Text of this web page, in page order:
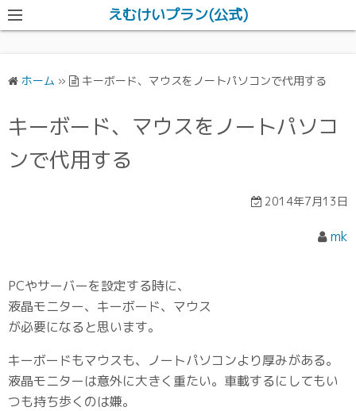
えむけいプラン(公式)
ホーム » キーボード、マウスをノートパソコンで代用する
キーボード、マウスをノートパソコ
ンで代用する
2014年7月13日
mk
PCやサーバーを設定する時に、
液晶モニター、キーボード、マウス
が必要になると思います。
キーボードもマウスも、ノートパソコンより厚みがある。
液晶モニターは意外に大きく重たい。車載するにしてもい
つも持ち歩くのは嫌。